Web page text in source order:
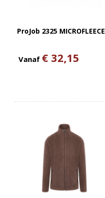
ProJob 2325 MICROFLEECE
Vanaf € 32,15